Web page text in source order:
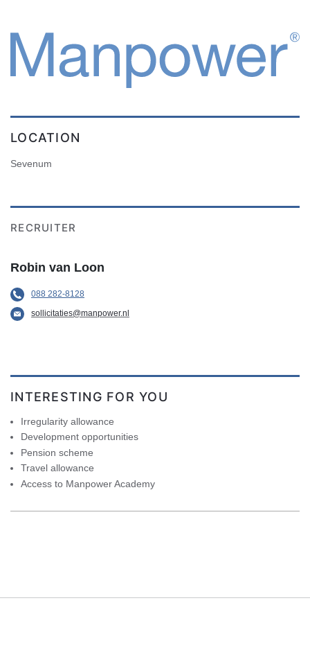
LOCATION
Sevenum
RECRUITER
Robin van Loon
088 282-8128
sollicitaties@manpower.nl
INTERESTING FOR YOU
Irregularity allowance
Development opportunities
Pension scheme
Travel allowance
Access to Manpower Academy